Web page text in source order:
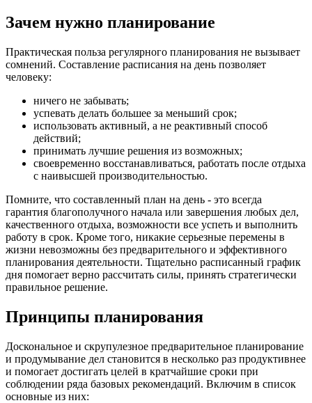
Зачем нужно планирование
Практическая польза регулярного планирования не вызывает
сомнений. Составление расписания на день позволяет
человеку:
ничего не забывать;
успевать делать большее за меньший срок;
использовать активный, а не реактивный способ
действий;
принимать лучшие решения из возможных;
своевременно восстанавливаться, работать после отдыха
с наивысшей производительностью.
Помните, что составленный план на день - это всегда
гарантия благополучного начала или завершения любых дел,
качественного отдыха, возможности все успеть и выполнить
работу в срок. Кроме того, никакие серьезные перемены в
жизни невозможны без предварительного и эффективного
планирования деятельности. Тщательно расписанный график
дня помогает верно рассчитать силы, принять стратегически
правильное решение.
Принципы планирования
Доскональное и скрупулезное предварительное планирование
и продумывание дел становится в несколько раз продуктивнее
и помогает достигать целей в кратчайшие сроки при
соблюдении ряда базовых рекомендаций. Включим в список
основные из них: